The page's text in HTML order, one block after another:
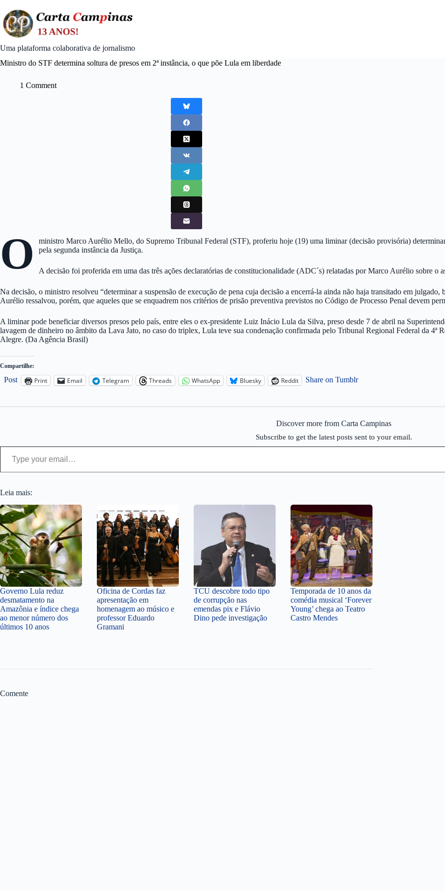
content
Uma plataforma colaborativa de jornalismo
Ministro do STF determina soltura de presos em 2ª instância, o que põe Lula em liberdade
1 Comment
O
ministro Marco Aurélio Mello, do Supremo Tribunal Federal (STF), proferiu hoje (19) uma liminar (decisão provisória)
pela segunda instância da Justiça.
A decisão foi proferida em uma das três ações declaratórias de constitucionalidade (ADC´s) relatadas por Marco Aurélio sobre o
Na decisão, o ministro resolveu “determinar a suspensão de execução de pena cuja decisão a encerrá-la ainda não haja transitado em
Aurélio ressalvou, porém, que aqueles que se enquadrem nos critérios de prisão preventiva previstos no Código de Processo Penal devem
A liminar pode beneficiar diversos presos pelo país, entre eles o ex-presidente Luiz Inácio Lula da Silva, preso desde 7 de abril na
lavagem de dinheiro no âmbito da Lava Jato, no caso do triplex, Lula teve sua condenação confirmada pelo Tribunal Regional Federal da 4ª
Alegre. (Da Agência Brasil)
Compartilhe:
Post Print Email Telegram Threads WhatsApp Bluesky Reddit Share on Tumblr
Discover more from Carta Campinas
Subscribe to get the latest posts sent to your email.
Type your email…
Leia mais:
Governo Lula reduz
desmatamento na
Amazônia e índice chega
ao menor número dos
últimos 10 anos
Oficina de Cordas faz
apresentação em
homenagem ao músico e
professor Eduardo
Gramani
TCU descobre todo tipo
de corrupção nas
emendas pix e Flávio
Dino pede investigação
Temporada de 10 anos da
comédia musical ‘Forever
Young’ chega ao Teatro
Castro Mendes
Comente